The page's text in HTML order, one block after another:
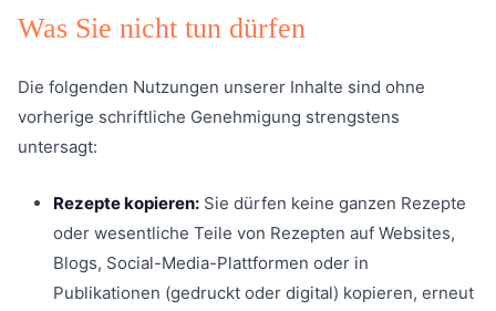
Was Sie nicht tun dürfen
Die folgenden Nutzungen unserer Inhalte sind ohne
vorherige schriftliche Genehmigung strengstens
untersagt:
Rezepte kopieren: Sie dürfen keine ganzen Rezepte
oder wesentliche Teile von Rezepten auf Websites,
Blogs, Social-Media-Plattformen oder in
Publikationen (gedruckt oder digital) kopieren, erneut